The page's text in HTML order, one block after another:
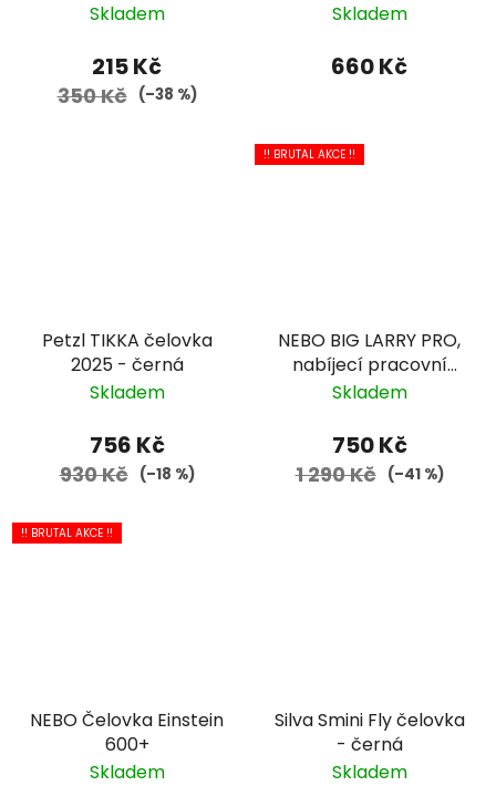
Skladem
215 Kč
350 Kč (–38 %)
Skladem
660 Kč
Petzl TIKKA čelovka
2025 - černá
Skladem
756 Kč
930 Kč (–18 %)
!! BRUTAL AKCE !!
NEBO BIG LARRY PRO,
nabíjecí pracovní
světlo
Skladem
750 Kč
1 290 Kč (–41 %)
!! BRUTAL AKCE !!
NEBO Čelovka Einstein
600+
Skladem
Silva Smini Fly čelovka
- černá
Skladem